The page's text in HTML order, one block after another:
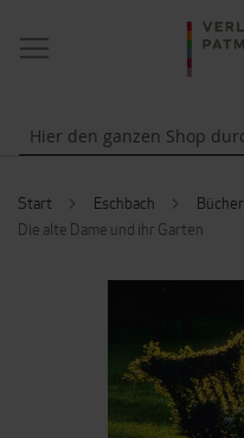
NAVIGATION
UMSCHALTEN
Start Eschbach Bücher
Die alte Dame und ihr Garten